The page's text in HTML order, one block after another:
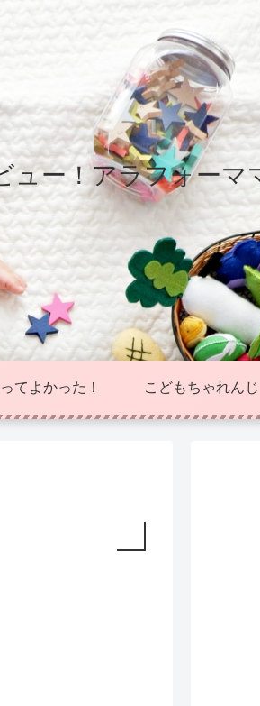
ュー！アラフォーマ
てよかった！ こどもちゃれんじ